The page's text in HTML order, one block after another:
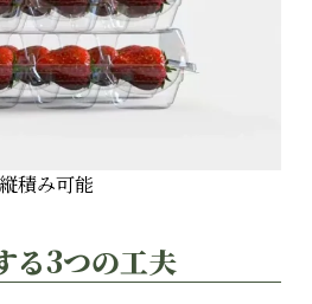
縦積み可能
る3つの工夫